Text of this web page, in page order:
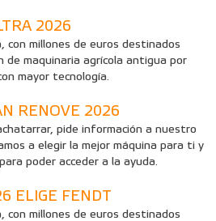
2026
con millones de euros destinados
de maquinaria agrícola antigua por
mayor tecnología.
RENOVE 2026
pide información a nuestro
a elegir la mejor máquina para ti y
poder acceder a la ayuda.
ELIGE FENDT
con millones de euros destinados